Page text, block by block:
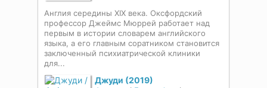
Англия середины XIX века. Оксфордский
профессор Джеймс Мюррей работает над
первым в истории словарем английского
языка, а его главным соратником становится
заключенный психиатрической клиники
для...
Джуди (2019)